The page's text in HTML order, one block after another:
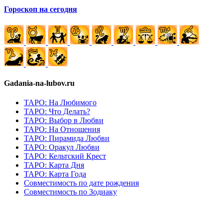
Гороскоп на сегодня
Gadania-na-lubov.ru
ТАРО: На Любимого
ТАРО: Что Делать?
ТАРО: Выбор в Любви
ТАРО: На Отношения
ТАРО: Пирамида Любви
ТАРО: Оракул Любви
ТАРО: Кельтский Крест
ТАРО: Карта Дня
ТАРО: Карта Года
Cовместимость по дате рождения
Cовместимость по Зодиаку